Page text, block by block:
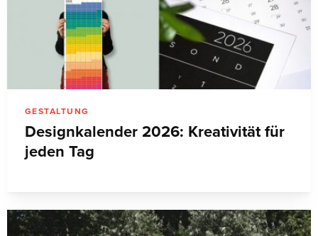
GESTALTUNG
Designkalender 2026: Kreativität für
jeden Tag